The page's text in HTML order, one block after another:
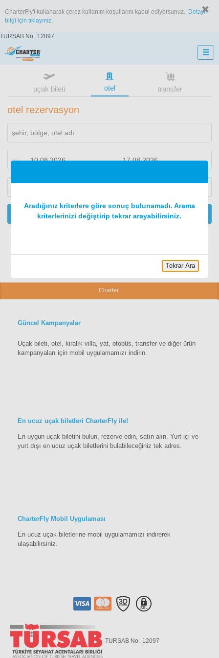
CharterFly'i kullanarak çerez kullanım koşullarını kabul ediyorsunuz.
Detaylı
bilgi için tıklayınız.
TURSAB No: 12097
uçak bileti otel transfer
otel rezervasyon
ARA
Charter
Güncel Kampanyalar
Uçak bileti, otel, kiralık villa, yat, otobüs, transfer ve diğer ürün
kampanyaları için mobil uygulamamızı indirin.
En ucuz uçak biletleri CharterFly ile!
En uygun uçak biletini bulun, rezerve edin, satın alın. Yurt içi ve
yurt dışı en ucuz uçak biletlerini bulabileceğiniz tek adres.
CharterFly Mobil Uygulaması
En ucuz uçak biletlerine mobil uygulamamızı indirerek
ulaşabilirsiniz.
TURSAB No: 12097
Aradığınız kriterlere göre sonuç bulunamadı. Arama
kriterlerinizi değiştirip tekrar arayabilirsiniz.
Tekrar Ara